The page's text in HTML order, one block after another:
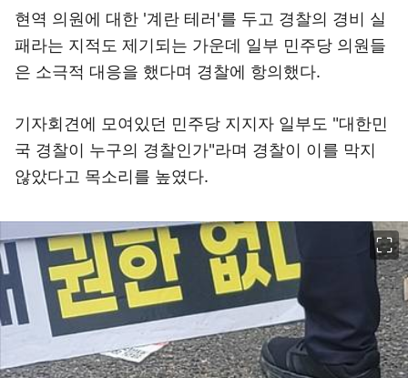
현역 의원에 대한 '계란 테러'를 두고 경찰의 경비 실
패라는 지적도 제기되는 가운데 일부 민주당 의원들
은 소극적 대응을 했다며 경찰에 항의했다.
기자회견에 모여있던 민주당 지지자 일부도 "대한민
국 경찰이 누구의 경찰인가"라며 경찰이 이를 막지
않았다고 목소리를 높였다.